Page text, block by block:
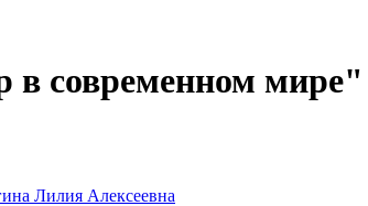
современном мире"
Лилия Алексеевна